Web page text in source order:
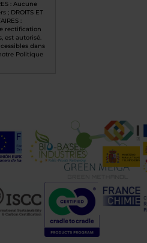
: Aucune
; DROITS ET
:
rectification
est autorisé.
dans
Politique